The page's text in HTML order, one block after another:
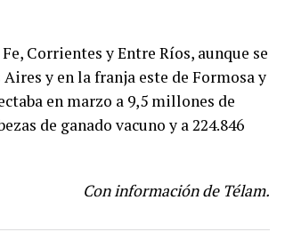
Corrientes y Entre Ríos, aunque se
y en la franja este de Formosa y
en marzo a 9,5 millones de
de ganado vacuno y a 224.846
Con información de Télam.